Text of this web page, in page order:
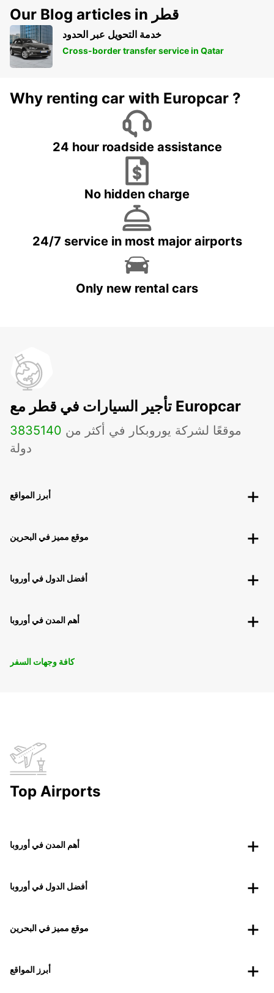
Our Blog articles in قطر
خدمة التحويل عبر الحدود
Cross-border transfer service in Qatar
Why renting car with Europcar ?
24 hour roadside assistance
No hidden charge
24/7 service in most major airports
Only new rental cars
تأجير السيارات في قطر مع Europcar
3835 موقعًا لشركة يوروبكار في أكثر من 140
دولة
أبرز المواقع
موقع مميز في البحرين
أفضل الدول في أوروبا
أهم المدن في أوروبا
كافة وجهات السفر
Top Airports
أهم المدن في أوروبا
أفضل الدول في أوروبا
موقع مميز في البحرين
أبرز المواقع